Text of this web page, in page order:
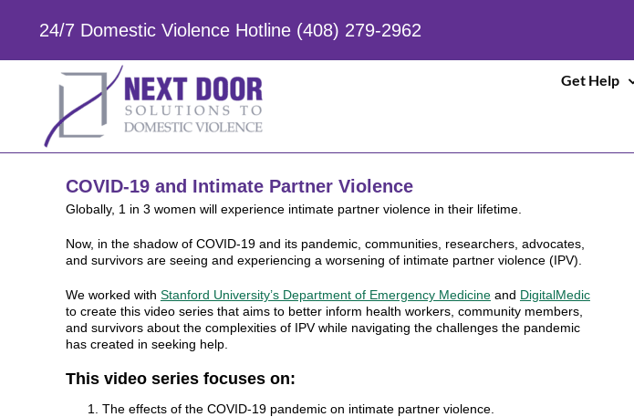
content
24/7 Domestic Violence Hotline (408) 279-2962
Get Help
COVID-19 and Intimate Partner Violence
Globally, 1 in 3 women will experience intimate partner violence in their lifetime.
Now, in the shadow of COVID-19 and its pandemic, communities, researchers, advocates,
and survivors are seeing and experiencing a worsening of intimate partner violence (IPV).
We worked with Stanford University’s Department of Emergency Medicineand DigitalMedic
to create this video series that aims to better inform health workers, community members,
and survivors about the complexities of IPV while navigating the challenges the pandemic
has created in seeking help.
This video series focuses on:
The effects of the COVID-19 pandemic on intimate partner violence.